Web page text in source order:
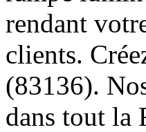
rendant
clients.
(83136).
dans tout la